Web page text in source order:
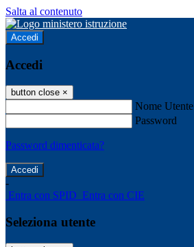
Salta al contenuto
Accedi
Accedi
button close ×
Nome Utente
Password
Password dimenticata?
-
Entra con SPID Entra con CIE
Seleziona utente